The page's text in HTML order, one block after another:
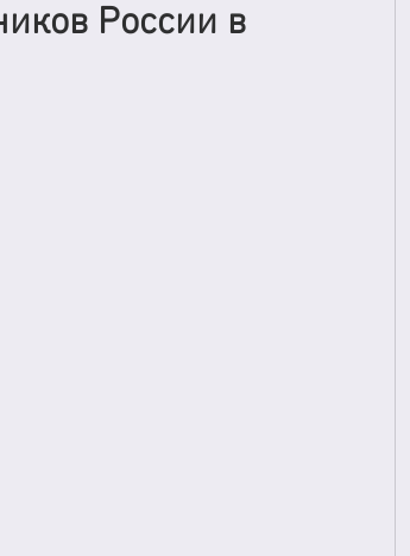
России в